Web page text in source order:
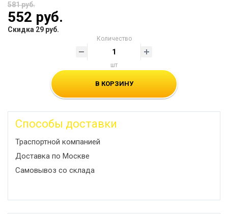
581 руб.
552 руб.
Скидка 29 руб.
Количество
шт
В КОРЗИНУ
Способы доставки
Траспортной компанией
Доставка по Москве
Самовывоз со склада